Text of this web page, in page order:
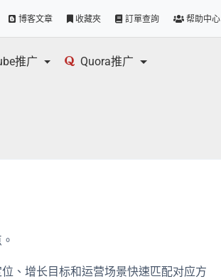
博客文章 收藏夾 訂單查詢 帮助中心
推广 Quora推广
、增长目标和运营场景快速匹配对应方